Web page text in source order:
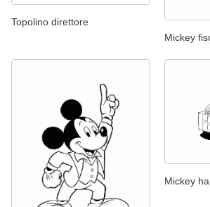
Topolino direttore
Mickey
Mickey